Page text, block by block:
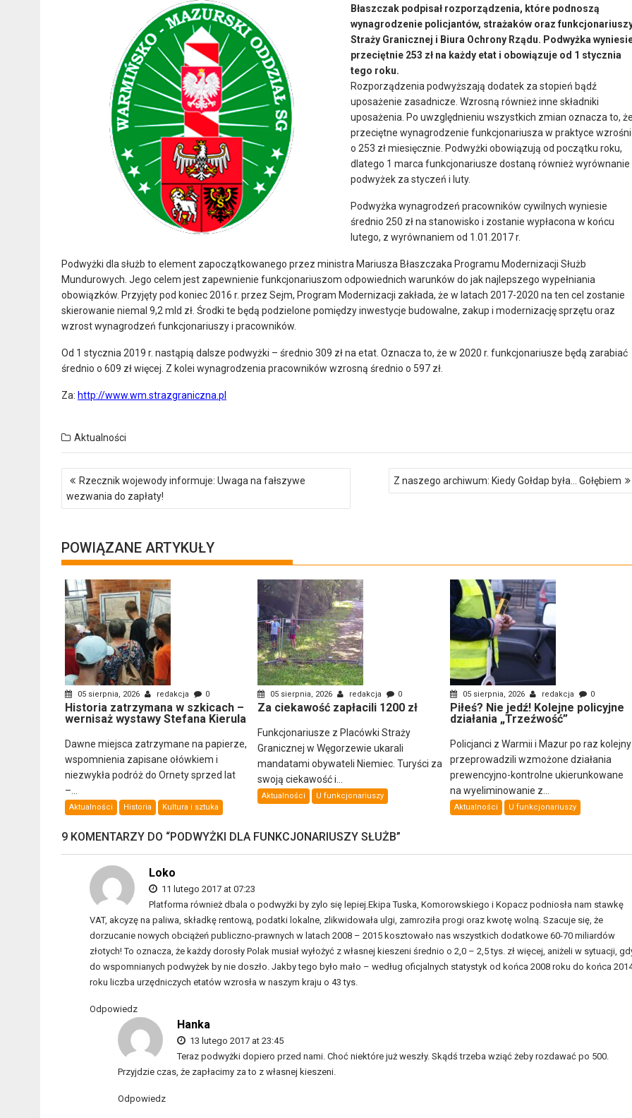
Błaszczak podpisał rozporządzenia, które podnoszą
wynagrodzenie policjantów, strażaków oraz
Straży Granicznej i Biura Ochrony Rządu. Podwyżka
przeciętnie 253 zł na każdy etat i obowiązuje od 1 stycznia
tego roku.
Rozporządzenia podwyższają dodatek za stopień bądź
uposażenie zasadnicze. Wzrosną również inne składniki
uposażenia. Po uwzględnieniu wszystkich zmian oznacza to,
przeciętne wynagrodzenie funkcjonariusza w praktyce
o 253 zł miesięcznie. Podwyżki obowiązują od początku roku,
dlatego 1 marca funkcjonariusze dostaną również wyrównanie
podwyżek za styczeń i luty.
Podwyżka wynagrodzeń pracowników cywilnych wyniesie
średnio 250 zł na stanowisko i zostanie wypłacona w końcu
lutego, z wyrównaniem od 1.01.2017 r.
Podwyżki dla służb to element zapoczątkowanego przez ministra Mariusza Błaszczaka Programu Modernizacji Służb
Mundurowych. Jego celem jest zapewnienie funkcjonariuszom odpowiednich warunków do jak najlepszego wypełniania
obowiązków. Przyjęty pod koniec 2016 r. przez Sejm, Program Modernizacji zakłada, że w latach 2017-2020 na ten cel zostanie
skierowanie niemal 9,2 mld zł. Środki te będą podzielone pomiędzy inwestycje budowalne, zakup i modernizację sprzętu oraz
wzrost wynagrodzeń funkcjonariuszy i pracowników.
Od 1 stycznia 2019 r. nastąpią dalsze podwyżki – średnio 309 zł na etat. Oznacza to, że w 2020 r. funkcjonariusze będą zarabiać
średnio o 609 zł więcej. Z kolei wynagrodzenia pracowników wzrosną średnio o 597 zł.
Za: http://www.wm.strazgraniczna.pl
Aktualności
Nawigacja
wpisu
Rzecznik wojewody informuje: Uwaga na fałszywe
wezwania do zapłaty!
Z naszego archiwum: Kiedy Gołdap była… Gołębiem
POWIĄZANE ARTYKUŁY
05 sierpnia, 2026 redakcja 0
Historia zatrzymana w szkicach –
wernisaż wystawy Stefana Kierula
Dawne miejsca zatrzymane na papierze,
wspomnienia zapisane ołówkiem i
niezwykła podróż do Ornety sprzed lat
–...
Aktualności Historia Kultura i sztuka
05 sierpnia, 2026 redakcja 0
Za ciekawość zapłacili 1200 zł
Funkcjonariusze z Placówki Straży
Granicznej w Węgorzewie ukarali
mandatami obywateli Niemiec. Turyści za
swoją ciekawość i...
Aktualności U funkcjonariuszy
05 sierpnia, 2026 redakcja 0
Piłeś? Nie jedź! Kolejne policyjne
działania „Trzeźwość”
Policjanci z Warmii i Mazur po raz kolejny
przeprowadzili wzmożone działania
prewencyjno-kontrolne ukierunkowane
na wyeliminowanie z...
Aktualności U funkcjonariuszy
9 KOMENTARZY DO “PODWYŻKI DLA FUNKCJONARIUSZY SŁUŻB”
Loko
11 lutego 2017 at 07:23
Platforma również dbala o podwyżki by zylo się lepiej.Ekipa Tuska, Komorowskiego i Kopacz podniosła nam stawkę
VAT, akcyzę na paliwa, składkę rentową, podatki lokalne, zlikwidowała ulgi, zamroziła progi oraz kwotę wolną. Szacuje się, że
dorzucanie nowych obciążeń publiczno-prawnych w latach 2008 – 2015 kosztowało nas wszystkich dodatkowe 60-70 miliardów
złotych! To oznacza, że każdy dorosły Polak musiał wyłożyć z własnej kieszeni średnio o 2,0 – 2,5 tys. zł więcej, aniżeli w sytuacji,
do wspomnianych podwyżek by nie doszło. Jakby tego było mało – według oficjalnych statystyk od końca 2008 roku do końca
roku liczba urzędniczych etatów wzrosła w naszym kraju o 43 tys.
Odpowiedz
Hanka
13 lutego 2017 at 23:45
Teraz podwyżki dopiero przed nami. Choć niektóre już weszły. Skądś trzeba wziąć żeby rozdawać po 500.
Przyjdzie czas, że zapłacimy za to z własnej kieszeni.
Odpowiedz